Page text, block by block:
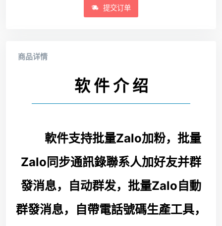
提交订单
商品详情
软 件 介 绍
軟件支持批量Zalo加粉，批量
Zalo同步通訊錄聯系人加好友并群
發消息，自动群发，批量Zalo自動
群發消息，自帶電話號碼生產工具，